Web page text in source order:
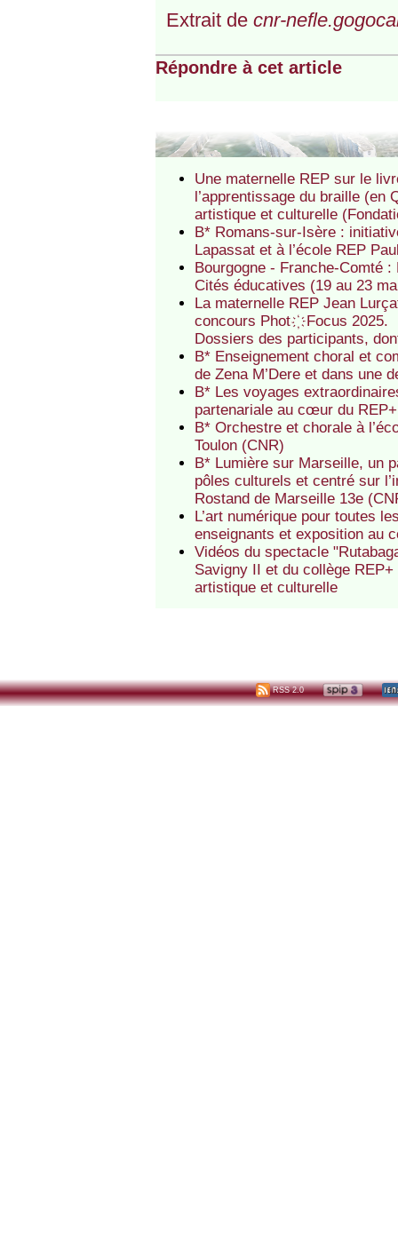
Extrait de cnr-
Répondre à cet article
Une maternelle REP sur le
l’apprentissage du braille (en
artistique et culturelle
B* Romans-sur-Isère :
Lapassat et à l’école REP
Bourgogne - Franche-Comté
Cités éducatives (19 au 23
La maternelle REP Jean
concours Phot ҉ Focus 2025.
Dossiers des participants,
B* Enseignement choral et
de Zena M’Dere et dans une
B* Les voyages
partenariale au cœur du
B* Orchestre et chorale à
Toulon (CNR)
B* Lumière sur Marseille, un
pôles culturels et centré sur
Rostand de Marseille 13e
L’art numérique pour toutes
enseignants et exposition au
Vidéos du spectacle
Savigny II et du collège
artistique et culturelle
RSS 2.0